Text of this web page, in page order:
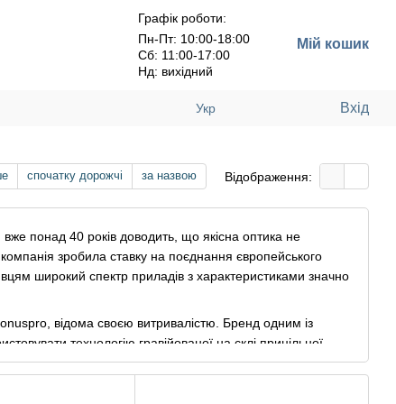
Графік роботи:
Пн-Пт: 10:00-18:00
Сб: 11:00-17:00
Нд: вихідний
Мій кошик
Укр Вхід
спочатку дорожчі за назвою Відображення:
понад 40 років доводить, що якісна оптика не
зробила ставку на поєднання європейського
широкий спектр приладів з характеристиками значно
відома своєю витривалістю. Бренд одним із
технологію гравійованої на склі прицільної
навіть під дією потужної віддачі великих калібрів.